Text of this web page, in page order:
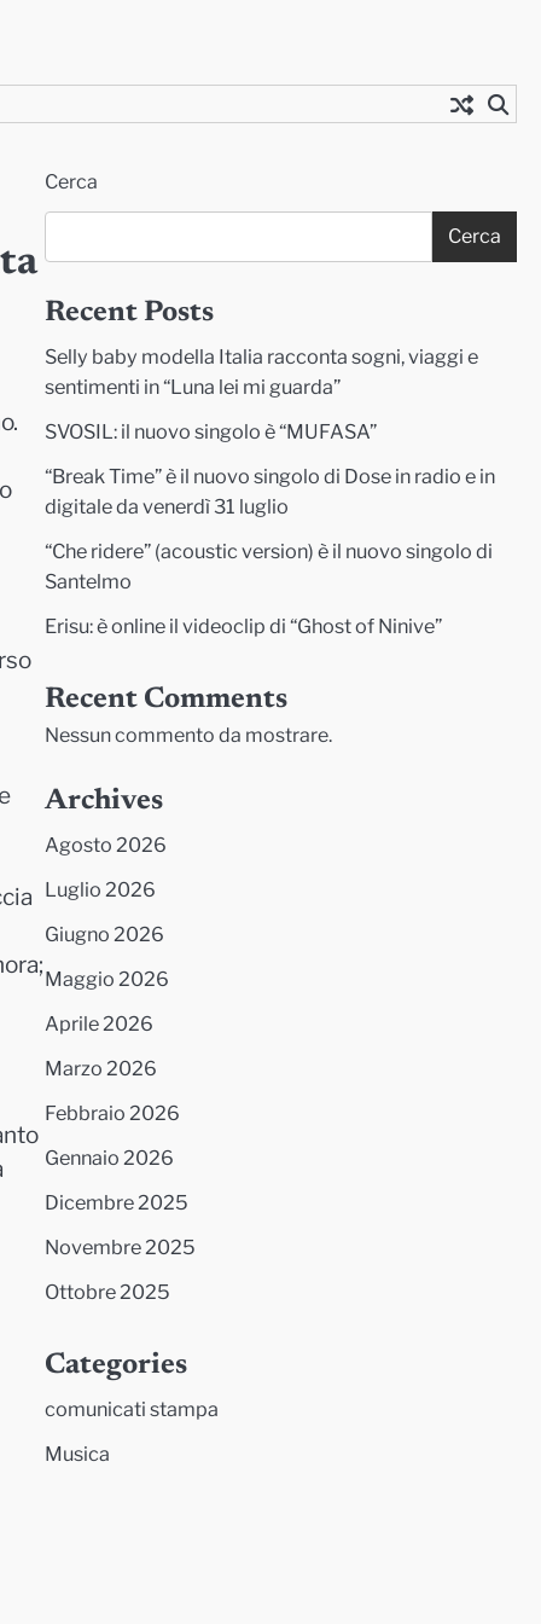
Cerca
Cerca
Recent Posts
Selly baby modella Italia racconta sogni, viaggi e
sentimenti in “Luna lei mi guarda”
SVOSIL: il nuovo singolo è “MUFASA”
“Break Time” è il nuovo singolo di Dose in radio e in
digitale da venerdì 31 luglio
“Che ridere” (acoustic version) è il nuovo singolo di
Santelmo
Erisu: è online il videoclip di “Ghost of Ninive”
Recent Comments
Nessun commento da mostrare.
Archives
Agosto 2026
Luglio 2026
Giugno 2026
Maggio 2026
Aprile 2026
Marzo 2026
Febbraio 2026
Gennaio 2026
Dicembre 2025
Novembre 2025
Ottobre 2025
Categories
comunicati stampa
Musica